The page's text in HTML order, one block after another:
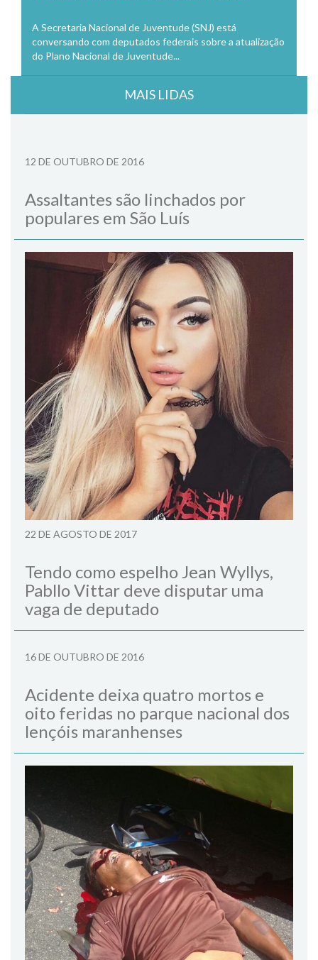
A Secretaria Nacional de Juventude (SNJ) está
conversando com deputados federais sobre a atualização
do Plano Nacional de Juventude...
MAIS LIDAS
12 DE OUTUBRO DE 2016
Assaltantes são linchados por
populares em São Luís
22 DE AGOSTO DE 2017
Tendo como espelho Jean Wyllys,
Pabllo Vittar deve disputar uma
vaga de deputado
16 DE OUTUBRO DE 2016
Acidente deixa quatro mortos e
oito feridas no parque nacional dos
lençóis maranhenses